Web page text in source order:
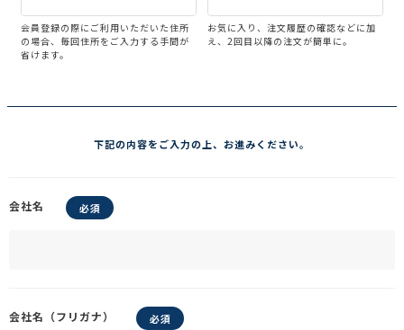
リセット 検索する
会員登録の際にご利用いただいた住所
の場合、毎回住所をご入力する手間が
省けます。
お気に入り、注文履歴の確認などに加
え、2回目以降の注文が簡単に。
下記の内容をご入力の上、お進みください。
会社名
会社名（フリガナ）